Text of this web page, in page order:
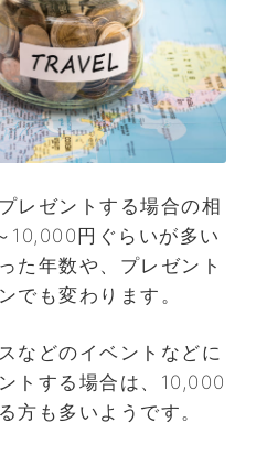
レゼントする場合の相
10,000円ぐらいが多い
た年数や、プレゼント
でも変わります。
などのイベントなどに
トする場合は、10,000
方も多いようです。